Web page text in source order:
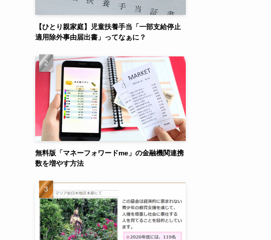
【ひとり親家庭】児童扶養手当「一部支給停止
適用除外事由届出書」ってなぁに？
無料版「マネーフォワードme」の金融機関連携
数を増やす方法